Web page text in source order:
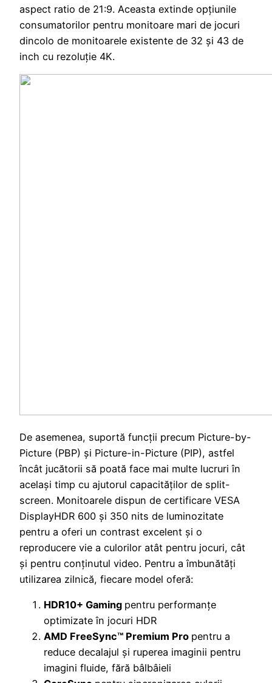
aspect ratio de 21:9. Aceasta extinde opțiunile
consumatorilor pentru monitoare mari de jocuri
dincolo de monitoarele existente de 32 și 43 de
inch cu rezoluție 4K.
De asemenea, suportă funcții precum Picture-by-
Picture (PBP) și Picture-in-Picture (PIP), astfel
încât jucătorii să poată face mai multe lucruri în
același timp cu ajutorul capacităților de split-
screen. Monitoarele dispun de certificare VESA
DisplayHDR 600 și 350 nits de luminozitate
pentru a oferi un contrast excelent și o
reproducere vie a culorilor atât pentru jocuri, cât
și pentru conținutul video. Pentru a îmbunătăți
utilizarea zilnică, fiecare model oferă:
HDR10+ Gaming pentru performanțe
optimizate în jocuri HDR
AMD FreeSync™ Premium Pro pentru a
reduce decalajul și ruperea imaginii pentru
imagini fluide, fără bâlbâieli